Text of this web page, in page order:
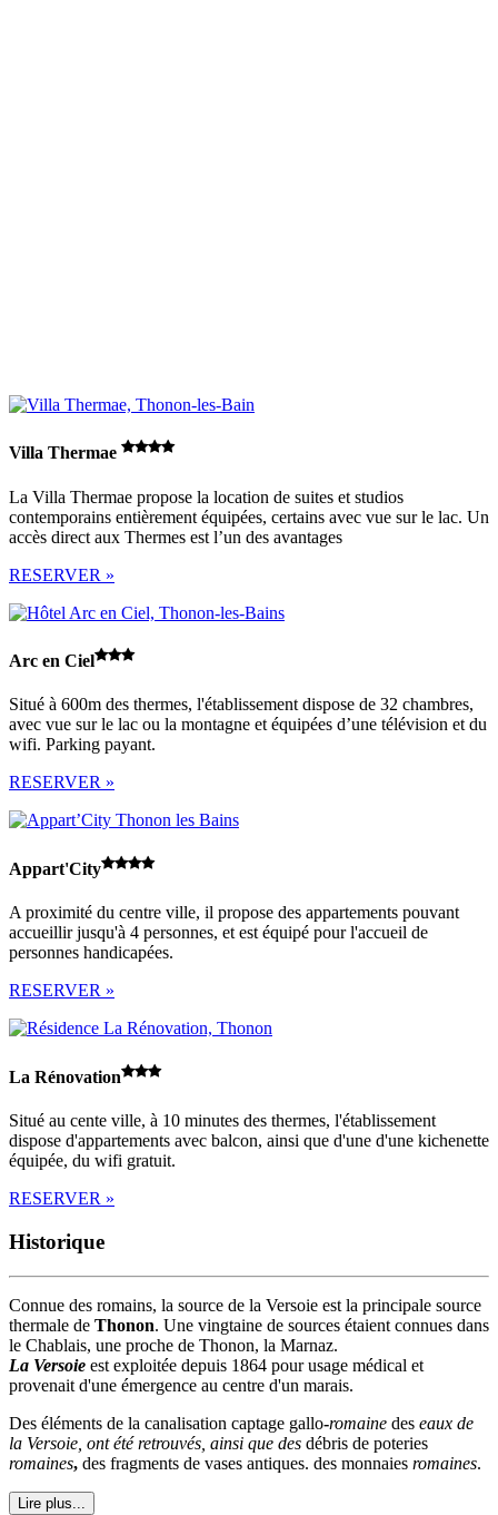
Villa Thermae
La Villa Thermae propose la location de suites et studios
contemporains entièrement équipées, certains avec vue sur le lac. Un
accès direct aux Thermes est l’un des avantages
RESERVER »
Arc en Ciel
Situé à 600m des thermes, l'établissement dispose de 32 chambres,
avec vue sur le lac ou la montagne et équipées d’une télévision et du
wifi. Parking payant.
RESERVER »
Appart'City
A proximité du centre ville, il propose des appartements pouvant
accueillir jusqu'à 4 personnes, et est équipé pour l'accueil de
personnes handicapées.
RESERVER »
La Rénovation
Situé au cente ville, à 10 minutes des thermes, l'établissement
dispose d'appartements avec balcon, ainsi que d'une d'une kichenette
équipée, du wifi gratuit.
RESERVER »
Historique
Connue des romains, la source de la Versoie est la principale source
thermale de Thonon. Une vingtaine de sources étaient connues dans
le Chablais, une proche de Thonon, la Marnaz.
La Versoie est exploitée depuis 1864 pour usage médical et
provenait d'une émergence au centre d'un marais.
Des éléments de la canalisation captage gallo-romaine des eaux de
la Versoie, ont été retrouvés, ainsi que des débris de poteries
romaines, des fragments de vases antiques. des monnaies romaines.
Lire plus...